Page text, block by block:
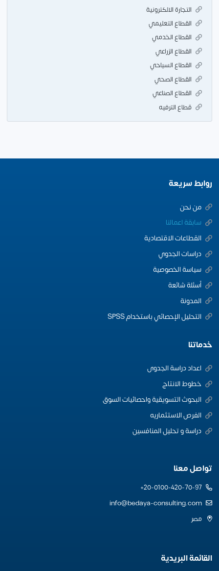
التجارة الالكترونية
القطاع التعليمي
القطاع الخدمي
القطاع الزراعي
القطاع السياحي
القطاع الصحي
القطاع الصناعي
قطاع الترفيه
روابط سريعة
من نحن
سابقة اعمالنا
القطاعات الاقتصادية
دراسات الجدوي
سياسة الخصوصية
أسئلة شائعة
المدونة
التحليل الإحصائي باستخدام SPSS
خدماتنا
اعداد دراسة الجدوى
خطوط الانتاج
البحوث التسويقية واحصائيات السوق
الفرص الاستثماريه
دراسة و تحليل المنافسين
تواصل معنا
20-0100-420-70-97+
info@bedaya-consulting.com
مصر
القائمة البريدية